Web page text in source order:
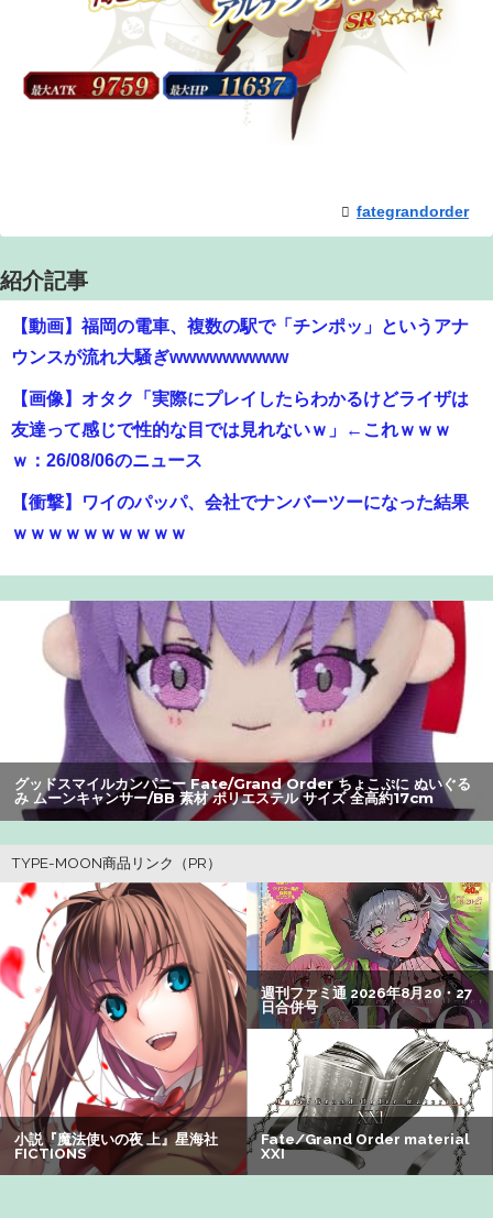
fategrandorder
紹介記事
【動画】福岡の電車、複数の駅で「チンポッ」というアナ
ウンスが流れ大騒ぎwwwwwwwww
【画像】オタク「実際にプレイしたらわかるけどライザは
友達って感じで性的な目では見れないｗ」←これｗｗｗ
ｗ：26/08/06のニュース
【衝撃】ワイのパッパ、会社でナンバーツーになった結果
ｗｗｗｗｗｗｗｗｗｗ
【爆笑】最近のオスガキ、名前がダサすぎるｗｗｗｗ ：
26/08/05のニュース
【悲報】高市早苗に逆らった財務官僚、異例の左遷ｗｗｗ
ｗｗｗｗｗ
【画像】美人すぎる女医、ガチで見つかる。めちゃくちゃ
いいべｗｗｗｗ ：26/08/04のニュース
【画像】咲-saki-作者、ようやく『奇乳』に気付くｗｗｗｗ
なる：26/08/03のニュース
【画像】井口裕香(36)、タンクトップがはち切れそうなくら
いデカイｗｗｗｗｗｗｗｗｗｗｗ
【悲報】Z世代の身長低下の理由、ついに判明かｗｗｗｗ：
26/08/02のニュース
【悲報】男が嫌いな男の特徴がこちらｗｗｗｗｗｗｗｗｗ
ｗ
ワイの職場の後輩女子、かわいくていい匂いするけどマジ
でとんでもなく無能
グッドスマイルカンパニー Fate/Grand Order ちょこぷに ぬいぐる
み アルターエゴ/パッションリップ 素材 ポリエステル サイズ 全高約
17cm